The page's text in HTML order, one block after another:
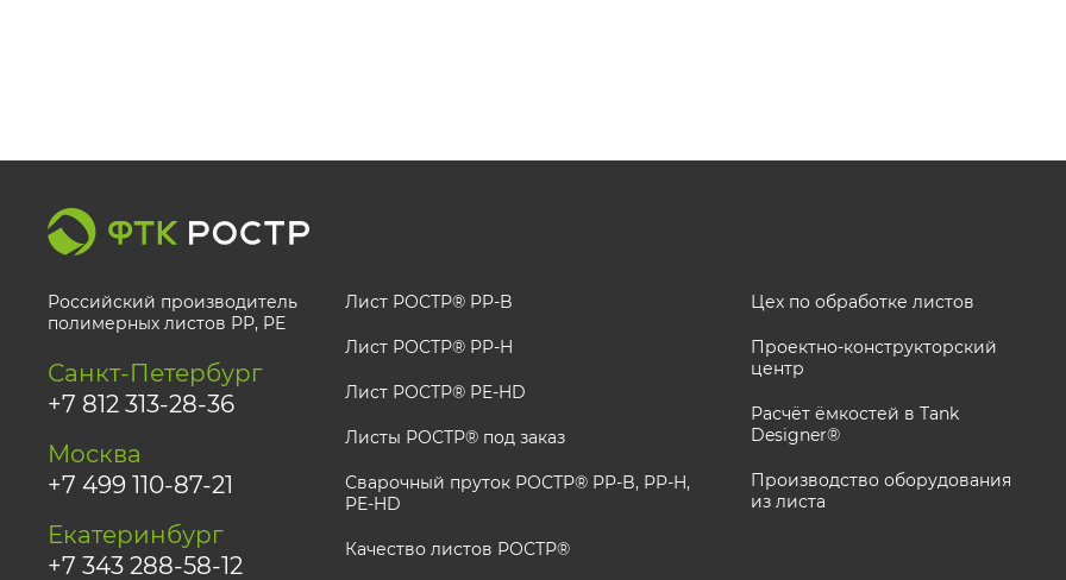
Российский производитель
полимерных листов РР, PE
Санкт-Петербург
+7 812 313-28-36
Москва
+7 499 110-87-21
Екатеринбург
+7 343 288-58-12
Лист РОСТР® PP-B
Лист РОСТР® PP-H
Лист РОСТР® PE-HD
Листы РОСТР® под заказ
Сварочный пруток РОСТР® PP-B, PP-H,
PE-HD
Качество листов РОСТР®
Цех по обработке листов
Проектно-конструкторский
центр
Расчёт ёмкостей в Tank
Designer®
Производство оборудования
из листа